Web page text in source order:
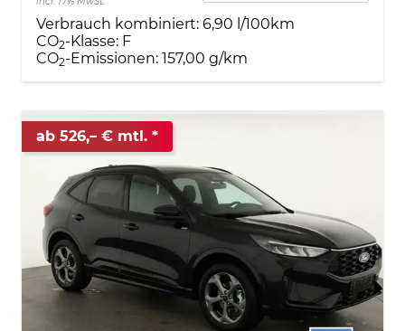
Verbrauch kombiniert: 6,90 l/100km
CO2-Klasse: F
CO2-Emissionen: 157,00 g/km
ab 526,– € mtl.